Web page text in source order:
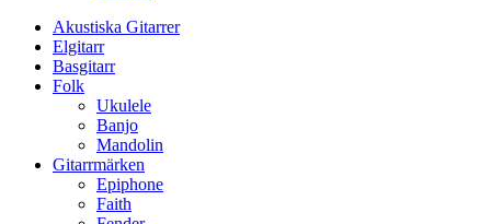
Akustiska Gitarrer
Elgitarr
Basgitarr
Folk
Ukulele
Banjo
Mandolin
Gitarrmärken
Epiphone
Faith